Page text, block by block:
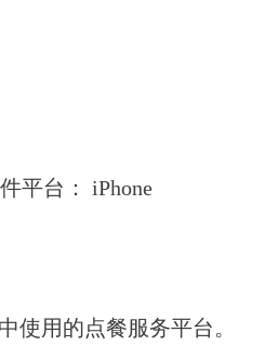
平台： iPhone
使用的点餐服务平台。